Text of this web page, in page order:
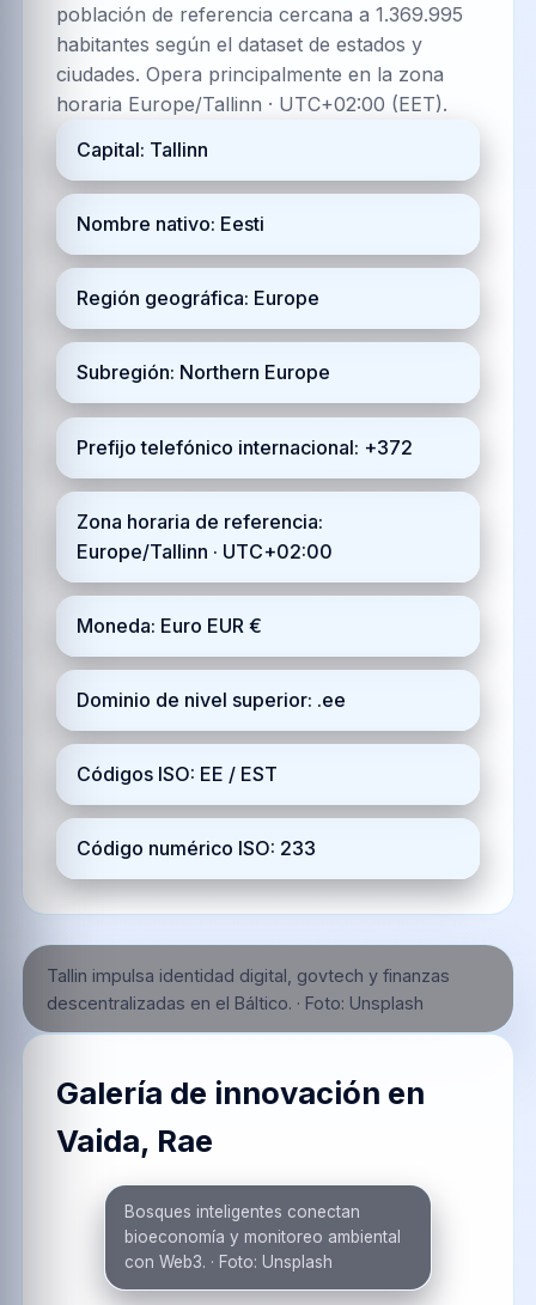
población de referencia cercana a 1.369.995
habitantes según el dataset de estados y
ciudades. Opera principalmente en la zona
horaria Europe/Tallinn · UTC+02:00 (EET).
Capital: Tallinn
Nombre nativo: Eesti
Región geográfica: Europe
Subregión: Northern Europe
Prefijo telefónico internacional: +372
Zona horaria de referencia:
Europe/Tallinn · UTC+02:00
Moneda: Euro EUR €
Dominio de nivel superior: .ee
Códigos ISO: EE / EST
Código numérico ISO: 233
Tallin impulsa identidad digital, govtech y finanzas
descentralizadas en el Báltico. · Foto: Unsplash
Galería de innovación en
Vaida, Rae
Bosques inteligentes conectan
bioeconomía y monitoreo ambiental
con Web3. · Foto: Unsplash